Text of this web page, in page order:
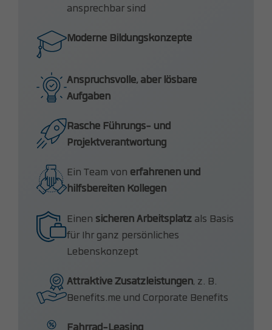
ansprechbar sind
Moderne Bildungskonzepte
Anspruchsvolle, aber lösbare
Aufgaben
Rasche Führungs- und
Projektverantwortung
Ein Team von erfahrenen und
hilfsbereiten Kollegen
Einen sicheren Arbeitsplatz als Basis
für Ihr ganz persönliches
Lebenskonzept
Attraktive Zusatzleistungen, z. B.
Benefits.me und Corporate Benefits